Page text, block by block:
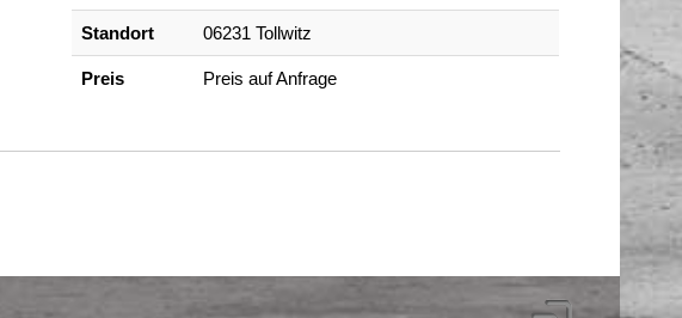
Standort 06231 Tollwitz
Preis Preis auf Anfrage